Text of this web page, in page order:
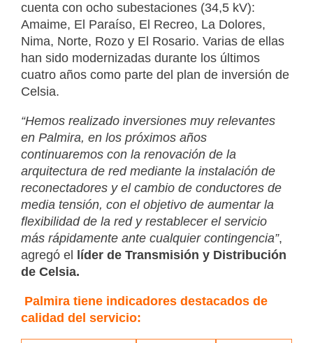
cuenta con ocho subestaciones (34,5 kV):
Amaime, El Paraíso, El Recreo, La Dolores,
Nima, Norte, Rozo y El Rosario. Varias de ellas
han sido modernizadas durante los últimos
cuatro años como parte del plan de inversión de
Celsia.
“Hemos realizado inversiones muy relevantes
en Palmira, en los próximos años
continuaremos con la renovación de la
arquitectura de red mediante la instalación de
reconectadores y el cambio de conductores de
media tensión, con el objetivo de aumentar la
flexibilidad de la red y restablecer el servicio
más rápidamente ante cualquier contingencia”,
agregó el
líder de Transmisión y Distribución
de Celsia.
Palmira tiene indicadores destacados de
calidad del servicio: